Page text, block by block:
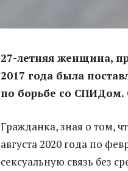
27-летняя женщина,
2017 года была
по борьбе со СПИДом.
Гражданка, зная о том,
августа 2020 года по
сексуальную связь без